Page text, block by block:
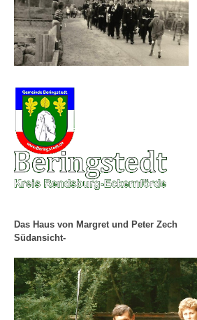
Das Haus von Margret
Südansicht-